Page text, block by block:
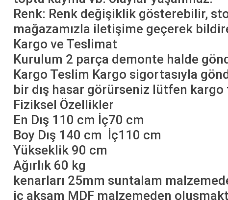
Renk: Renk değişiklik gösterebilir,
mağazamızla iletişime geçerek
Kargo ve Teslimat
Kurulum 2 parça demonte halde
Kargo Teslim Kargo sigortasıyla
bir dış hasar görürseniz lütfen
Fiziksel Özellikler
En Dış 110 cm İç70 cm
Boy Dış 140 cm İç110 cm
Yükseklik 90 cm
Ağırlık 60 kg
kenarları 25mm suntalam
iç aksam MDF malzemeden